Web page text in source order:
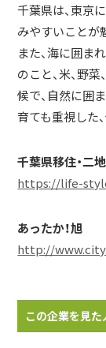
千葉県は、東京
みやすいことが
また、海に囲ま
のこと、米、野
候で、自然に囲
育ても重視した
千葉県移住・二
https://life-
あったか！旭
http://
この企業を見